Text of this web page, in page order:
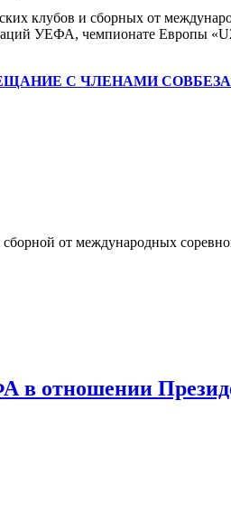
клубов и сборных от
УЕФА, чемпионате Европы
С ЧЛЕНАМИ
от международных
в отношении